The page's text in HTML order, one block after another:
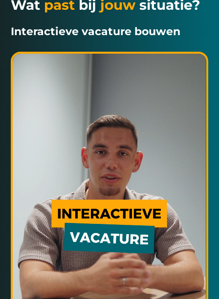
Wat past bij jouwsituatie?
Interactieve vacature bouwen